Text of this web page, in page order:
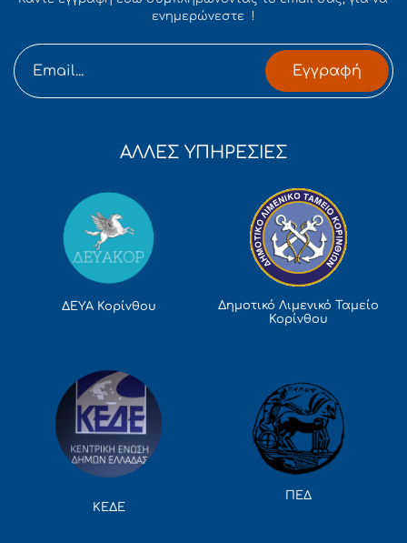
ενημερώνεστε !
Εγγραφή
ΑΛΛΕΣ ΥΠΗΡΕΣΙΕΣ
ΔΕΥΑ Κορίνθου
Δημοτικό Λιμενικό Ταμείο
Κορίνθου
ΚΕΔΕ
ΠΕΔ